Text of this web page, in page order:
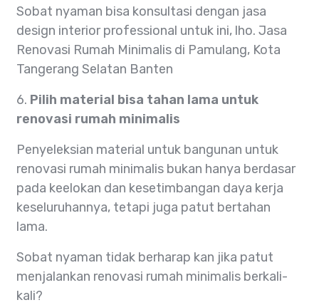
Sobat nyaman bisa konsultasi dengan jasa
design interior professional untuk ini, lho. Jasa
Renovasi Rumah Minimalis di Pamulang, Kota
Tangerang Selatan Banten
6. Pilih material bisa tahan lama untuk
renovasi rumah minimalis
Penyeleksian material untuk bangunan untuk
renovasi rumah minimalis bukan hanya berdasar
pada keelokan dan kesetimbangan daya kerja
keseluruhannya, tetapi juga patut bertahan
lama.
Sobat nyaman tidak berharap kan jika patut
menjalankan renovasi rumah minimalis berkali-
kali?